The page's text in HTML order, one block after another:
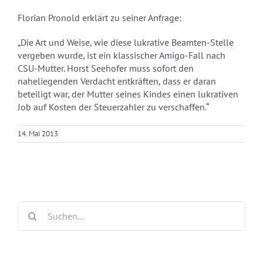
Florian Pronold erklärt zu seiner Anfrage:
„Die Art und Weise, wie diese lukrative Beamten-Stelle
vergeben wurde, ist ein klassischer Amigo-Fall nach
CSU-Mutter. Horst Seehofer muss sofort den
naheliegenden Verdacht entkräften, dass er daran
beteiligt war, der Mutter seines Kindes einen lukrativen
Job auf Kosten der Steuerzahler zu verschaffen.“
14. Mai 2013
nach: